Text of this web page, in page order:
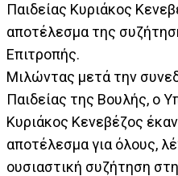
Παιδείας Κυριάκος
αποτέλεσμα της
Επιτροπής.
Μιλώντας μετά την
Παιδείας της Βουλής, ο
Κυριάκος Κενεβέζος
αποτέλεσμα για όλους,
ουσιαστική συζήτηση